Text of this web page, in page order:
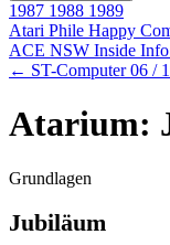
1987 1988 1989
Atari Phile Happy
ACE NSW Inside Info
← ST-Computer 06 /
Atarium:
Grundlagen
Jubiläum